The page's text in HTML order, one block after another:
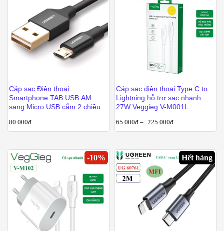
Cáp sạc Điện thoại
Smartphone TAB USB AM
sang Micro USB cắm 2 chiều 1
80.000₫
Cáp sạc điện thoại Type C to
Lightning hỗ trợ sạc nhanh
27W Veggieg V-M001L
65.000₫ – 225.000₫
-10% Hết hàng